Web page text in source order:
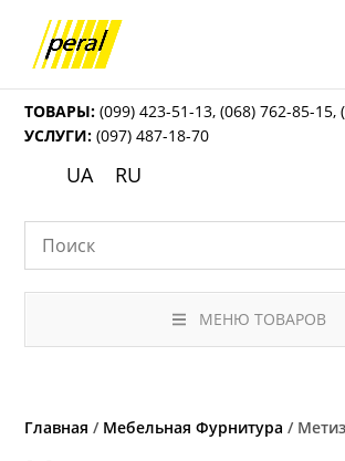
ТОВАРЫ: (099) 423-51-13,(068) 762-85-15,
УСЛУГИ: (097) 487-18-70
UA RU
МЕНЮ ТОВАРОВ
Главная / Мебельная Фурнитура /